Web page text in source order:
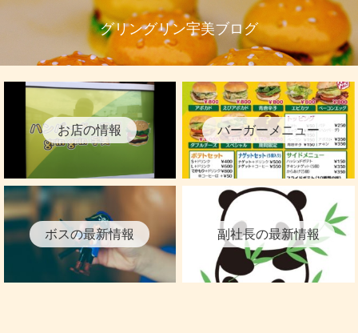
グリングリン宇美ブログ
お店の情報 バーガーメニュー
ボスの最新情報 副社長の最新情報